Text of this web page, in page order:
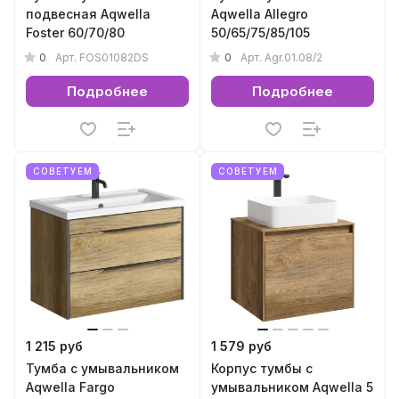
подвесная Aqwella
Foster 60/70/80
0 Арт. FOS01082DS
Подробнее
Aqwella Allegro
50/65/75/85/105
0 Арт. Agr.01.08/2
Подробнее
СОВЕТУЕМ
1 215 руб
Тумба с умывальником
Aqwella Fargo
СОВЕТУЕМ
1 579 руб
Корпус тумбы с
умывальником Aqwella 5